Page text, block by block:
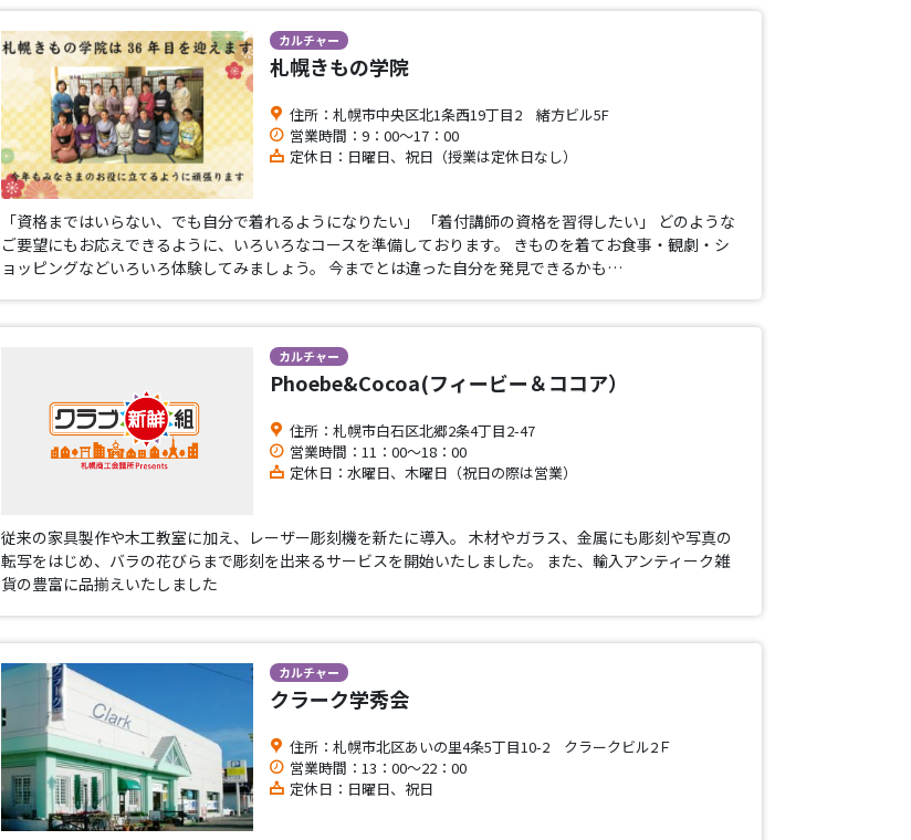
カルチャー
札幌きもの学院
住所：札幌市中央区北1条西19丁目2 緒方ビル5F
営業時間：9：00～17：00
定休日：日曜日、祝日（授業は定休日なし）
「資格まではいらない、でも自分で着れるようになりたい」 「着付講師の資格を習得したい」 どのような
ご要望にもお応えできるように、いろいろなコースを準備しております。 きものを着てお食事・観劇・シ
ョッピングなどいろいろ体験してみましょう。 今までとは違った自分を発見できるかも…
カルチャー
Phoebe&Cocoa(フィービー＆ココア）
住所：札幌市白石区北郷2条4丁目2-47
営業時間：11：00～18：00
定休日：水曜日、木曜日（祝日の際は営業）
従来の家具製作や木工教室に加え、レーザー彫刻機を新たに導入。 木材やガラス、金属にも彫刻や写真の
転写をはじめ、バラの花びらまで彫刻を出来るサービスを開始いたしました。 また、輸入アンティーク雑
貨の豊富に品揃えいたしました
カルチャー
クラーク学秀会
住所：札幌市北区あいの里4条5丁目10-2 クラークビル2Ｆ
営業時間：13：00～22：00
定休日：日曜日、祝日